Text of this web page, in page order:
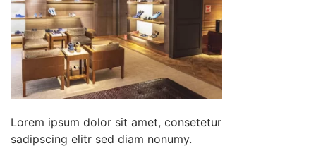
Lorem ipsum dolor sit amet, consetetur
sadipscing elitr sed diam nonumy.